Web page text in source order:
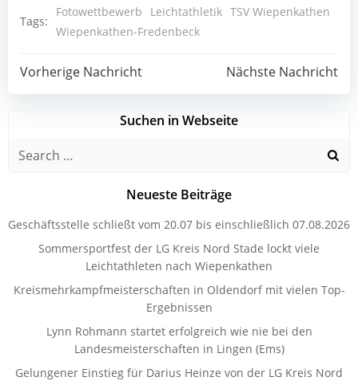
Tags:
Fotowettbewerb Leichtathletik TSV Wiepenkathen
Wiepenkathen-Fredenbeck
Post
navigation
Vorherige Nachricht
Post
navigation
Nächste Nachricht
Suchen in Webseite
Search
Neueste Beiträge
Geschäftsstelle schließt vom 20.07 bis einschließlich 07.08.2026
Sommersportfest der LG Kreis Nord Stade lockt viele
Leichtathleten nach Wiepenkathen
Kreismehrkampfmeisterschaften in Oldendorf mit vielen Top-
Ergebnissen
Lynn Rohmann startet erfolgreich wie nie bei den
Landesmeisterschaften in Lingen (Ems)
Gelungener Einstieg für Darius Heinze von der LG Kreis Nord